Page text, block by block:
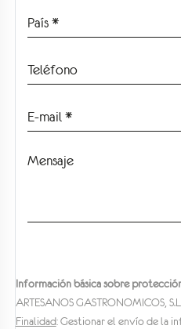
Información básica sobre
ARTESANOS GASTRONOMICOS,
Finalidad: Gestionar el envío de la